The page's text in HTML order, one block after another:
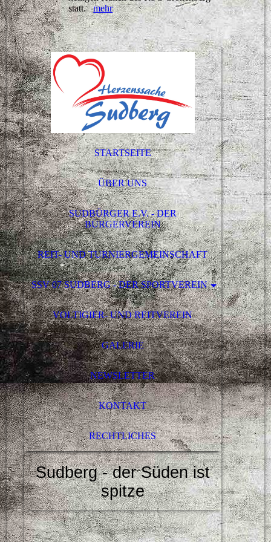
statt.mehr
STARTSEITE
ÜBER UNS
SUDBÜRGER E.V. - DER
BÜRGERVEREIN
REIT- UND TURNIERGEMEINSCHAFT
SSV 07 SUDBERG - DER SPORTVEREIN
VOLTIGIER- UND REITVEREIN
GALERIE
NEWSLETTER
KONTAKT
RECHTLICHES
Sudberg - der Süden ist
spitze